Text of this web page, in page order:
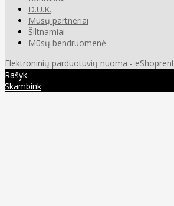
D.U.K.
Mūsų partneriai
Šiltnamiai
Mūsų bendruomenė
Elektroninių parduotuvių nuoma -
Rašyk
Skambink